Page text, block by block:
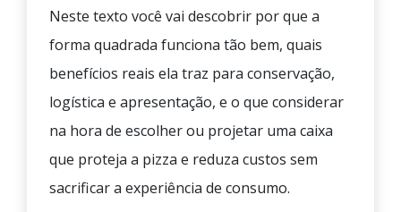
Neste texto você vai descobrir por que a
forma quadrada funciona tão bem, quais
benefícios reais ela traz para conservação,
logística e apresentação, e o que considerar
na hora de escolher ou projetar uma caixa
que proteja a pizza e reduza custos sem
sacrificar a experiência de consumo.